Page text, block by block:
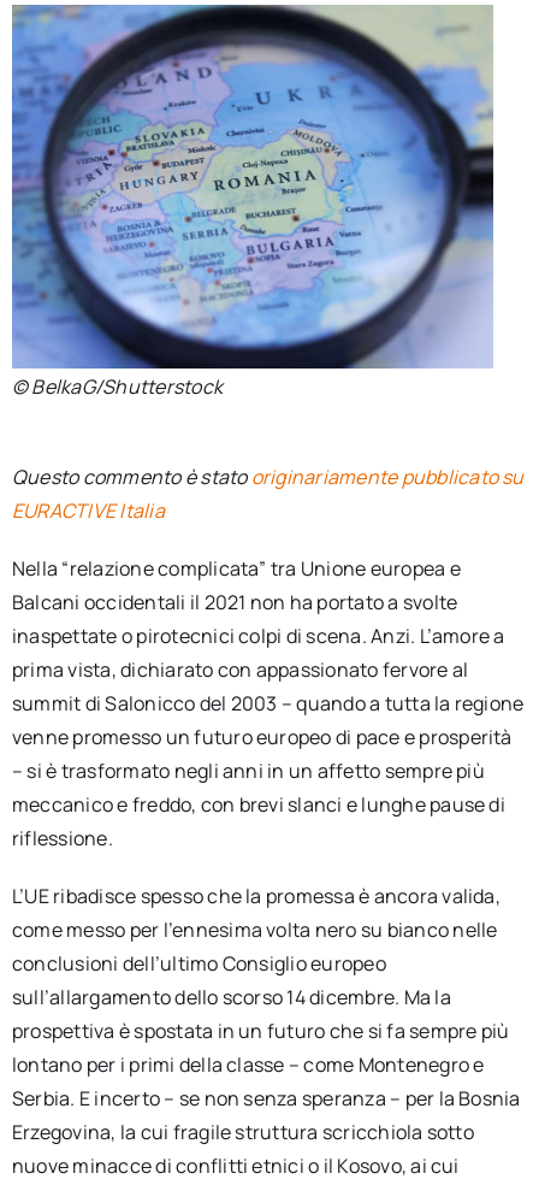
© BelkaG/Shutterstock
Questo commento è statooriginariamente pubblicato su
EURACTIVE Italia
Nella “relazione complicata” tra Unione europea e
Balcani occidentali il 2021 non ha portato a svolte
inaspettate o pirotecnici colpi di scena. Anzi. L’amore a
prima vista, dichiarato con appassionato fervore al
summit di Salonicco del 2003 – quando a tutta la regione
venne promesso un futuro europeo di pace e prosperità
– si è trasformato negli anni in un affetto sempre più
meccanico e freddo, con brevi slanci e lunghe pause di
riflessione.
L’UE ribadisce spesso che la promessa è ancora valida,
come messo per l’ennesima volta nero su bianco nelle
conclusioni dell’ultimo Consiglio europeo
sull’allargamento dello scorso 14 dicembre. Ma la
prospettiva è spostata in un futuro che si fa sempre più
lontano per i primi della classe – come Montenegro e
Serbia. E incerto – se non senza speranza – per la Bosnia
Erzegovina, la cui fragile struttura scricchiola sotto
nuove minacce di conflitti etnici o il Kosovo, ai cui